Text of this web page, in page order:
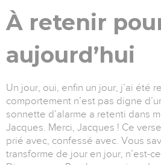
À retenir
aujourd’hui
Un jour, oui, enfin un jour, j’ai été
comportement n’est pas digne
sonnette d’alarme a retenti dans
Jacques. Merci, Jacques ! Ce
prié avec, confessé avec. Vous
transforme de jour en jour, n’est-